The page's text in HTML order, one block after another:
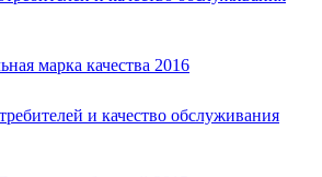
марка качества 2016
и качество обслуживания